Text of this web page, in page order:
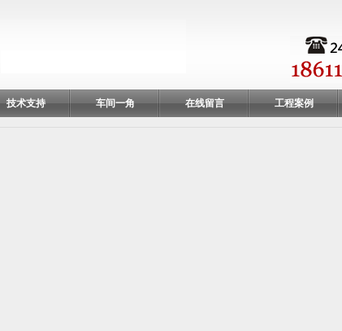
技术支持 车间一角 在线留言 工程案例